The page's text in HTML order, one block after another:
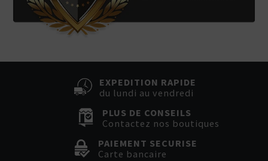
EXPEDITION RAPIDE
du lundi au vendredi
PLUS DE CONSEILS
Contactez nos boutiques
PAIEMENT SECURISE
Carte bancaire